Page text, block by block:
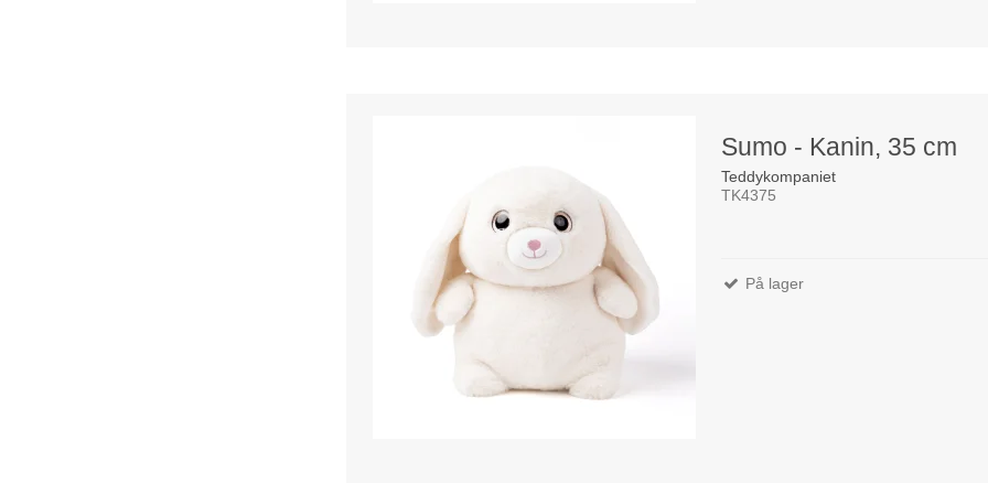
Sumo - Kanin, 35 cm
Teddykompaniet
TK4375
På lager